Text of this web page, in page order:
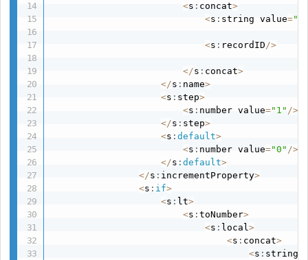
<s : concat>
<s : string value=
<s : recordID/>
</s : concat>
</s : name>
<s : step>
<s : number value="1" />
</s : step>
<s :default>
<s : number value="0" />
</s :default>
</s : incrementProperty>
<s : if>
<s : lt>
<s :toNumber>
<s : local>
<s : concat>
<s : string